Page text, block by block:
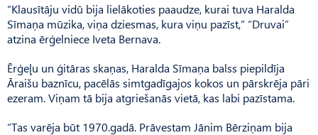
“Klausītāju vidū bija lielākoties paaudze, kurai tuva Haralda
Sīmaņa mūzika, viņa dziesmas, kura viņu pazīst,” “Druvai”
atzina ērģelniece Iveta Bernava.
Ērģeļu un ģitāras skaņas, Haralda Sīmaņa balss piepildīja
Āraišu baznīcu, pacēlās simtgadīgajos kokos un pārskrēja pāri
ezeram. Viņam tā bija atgriešanās vietā, kas labi pazīstama.
“Tas varēja būt 1970.gadā. Prāvestam Jānim Bērziņam bija